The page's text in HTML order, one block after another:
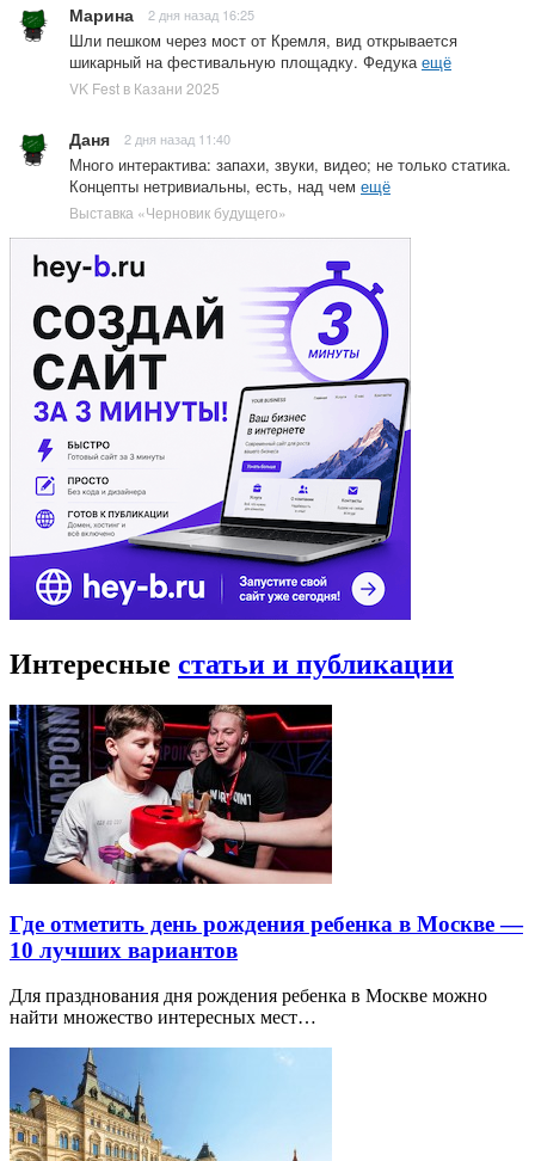
Марина 2 дня назад 16:25
Шли пешком через мост от Кремля, вид открывается
шикарный на фестивальную площадку. Федукаещё
VK Fest в Казани 2025
Даня 2 дня назад 11:40
Много интерактива: запахи, звуки, видео; не только статика.
Концепты нетривиальны, есть, над чем ещё
Выставка «Черновик будущего»
Интересные статьи и публикации
Где отметить день рождения ребенка в Москве —
10 лучших вариантов
Для празднования дня рождения ребенка в Москве можно
найти множество интересных мест…